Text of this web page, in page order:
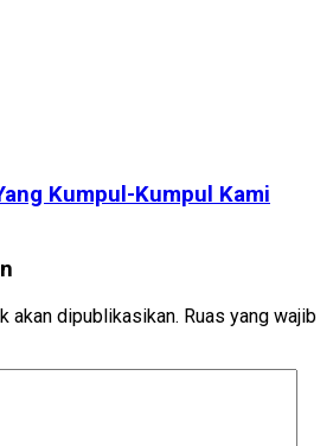
Kumpul-Kumpul Kami
akan dipublikasikan. Ruas yang wajib